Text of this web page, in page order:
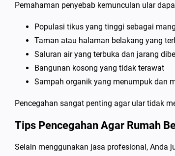
Pemahaman penyebab kemunculan ular
Populasi tikus yang tinggi sebagai
Taman atau halaman belakang yang
Saluran air yang terbuka dan jarang
Bangunan kosong yang tidak terawat
Sampah organik yang menumpuk dan
Pencegahan sangat penting agar ular tidak
Tips Pencegahan Agar Rumah
Selain menggunakan jasa profesional, Anda